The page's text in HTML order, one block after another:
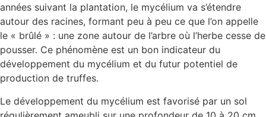
années suivant la plantation, le mycélium va s’étendre
autour des racines, formant peu à peu ce que l’on appelle
le « brûlé » : une zone autour de l’arbre où l’herbe cesse de
pousser. Ce phénomène est un bon indicateur du
développement du mycélium et du futur potentiel de
production de truffes.
Le développement du mycélium est favorisé par un sol